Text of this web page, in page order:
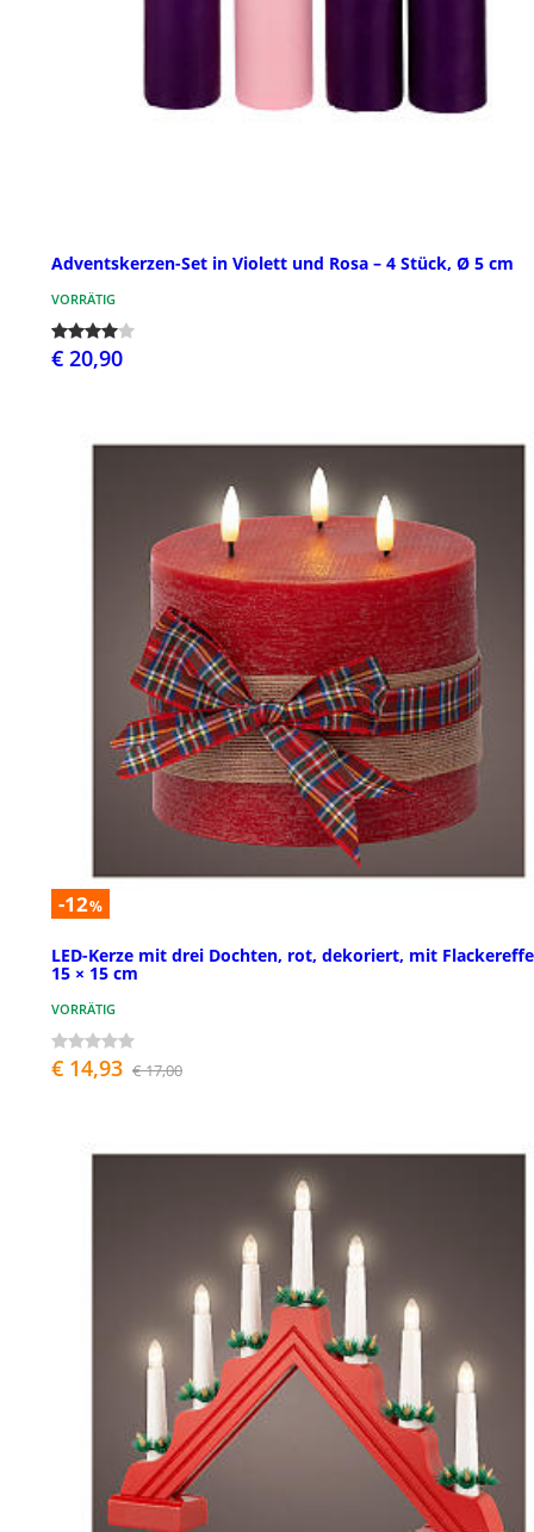
Adventskerzen-Set in Violett und Rosa – 4 Stück, Ø 5 cm
VORRÄTIG
€ 20,90
-12%
LED-Kerze mit drei Dochten, rot, dekoriert, mit
15 × 15 cm
VORRÄTIG
€ 14,93 € 17,00